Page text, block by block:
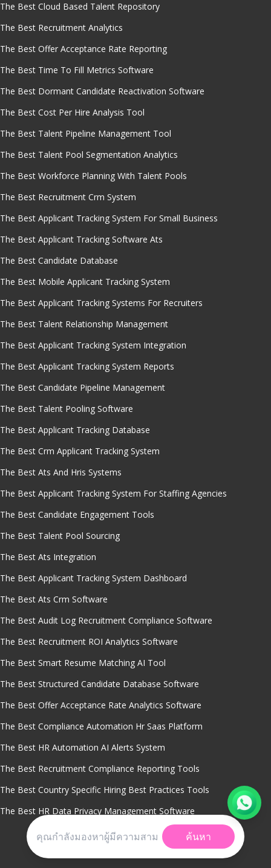
ค้นหา
The Best Cloud Based Talent Repository
The Best Recruitment Analytics
The Best Offer Acceptance Rate Reporting
The Best Time To Fill Metrics Software
The Best Dormant Candidate Reactivation Software
The Best Cost Per Hire Analysis Tool
The Best Talent Pipeline Management Tool
The Best Talent Pool Segmentation Analytics
The Best Workforce Planning With Talent Pools
The Best Recruitment Crm System
The Best Applicant Tracking System For Small Business
The Best Applicant Tracking Software Ats
The Best Candidate Database
The Best Mobile Applicant Tracking System
The Best Applicant Tracking Systems For Recruiters
The Best Talent Relationship Management
The Best Applicant Tracking System Integration
The Best Applicant Tracking System Reports
The Best Candidate Pipeline Management
The Best Talent Pooling Software
The Best Applicant Tracking Database
The Best Crm Applicant Tracking System
The Best Ats And Hris Systems
The Best Applicant Tracking System For Staffing Agencies
The Best Candidate Engagement Tools
The Best Talent Pool Sourcing
The Best Ats Integration
The Best Applicant Tracking System Dashboard
The Best Ats Crm Software
The Best Audit Log Recruitment Compliance Software
The Best Recruitment ROI Analytics Software
The Best Smart Resume Matching AI Tool
The Best Structured Candidate Database Software
The Best Offer Acceptance Rate Analytics Software
The Best Compliance Automation Hr Saas Platform
The Best HR Automation AI Alerts System
The Best Recruitment Compliance Reporting Tools
The Best Country Specific Hiring Best Practices Tools
The Best HR Data Privacy Management Software